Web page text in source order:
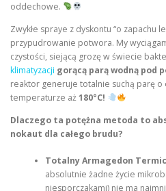
oddechowe.
Zwykłe spraye z dyskontu “o zapachu
przypudrowanie potwora. My
czystości, siejącą grozę w świecie
klimatyzacji gorącą parą wodną pod
reaktor generuje totalnie suchą parę
temperaturze aż180°C!
Dlaczego ta potężna metoda to
nokaut dla całego brudu?
Totalny Armagedon
absolutnie żadne życie
niesporczakami) nie ma